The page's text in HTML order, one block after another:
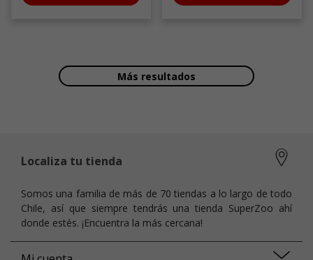
Más resultados
Localiza tu tienda
Somos una familia de más de 70 tiendas a lo largo de todo
Chile, así que siempre tendrás una tienda SuperZoo ahí
donde estés. ¡Encuentra la más cercana!